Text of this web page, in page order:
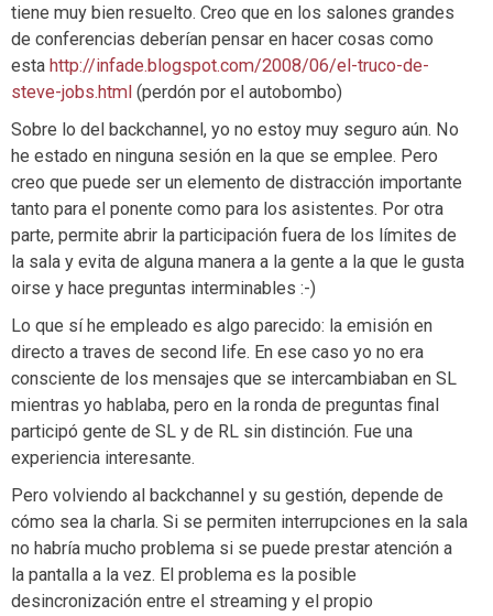
tiene muy bien resuelto. Creo que en los salones grandes
de conferencias deberían pensar en hacer cosas como
esta http://infade.blogspot.com/2008/06/el-truco-de-
steve-jobs.html (perdón por el autobombo)
Sobre lo del backchannel, yo no estoy muy seguro aún. No
he estado en ninguna sesión en la que se emplee. Pero
creo que puede ser un elemento de distracción importante
tanto para el ponente como para los asistentes. Por otra
parte, permite abrir la participación fuera de los límites de
la sala y evita de alguna manera a la gente a la que le gusta
oirse y hace preguntas interminables :-)
Lo que sí he empleado es algo parecido: la emisión en
directo a traves de second life. En ese caso yo no era
consciente de los mensajes que se intercambiaban en SL
mientras yo hablaba, pero en la ronda de preguntas final
participó gente de SL y de RL sin distinción. Fue una
experiencia interesante.
Pero volviendo al backchannel y su gestión, depende de
cómo sea la charla. Si se permiten interrupciones en la sala
no habría mucho problema si se puede prestar atención a
la pantalla a la vez. El problema es la posible
desincronización entre el streaming y el propio